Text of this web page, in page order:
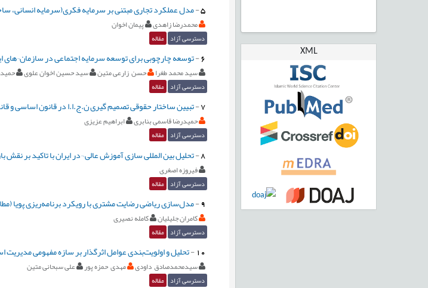
XML
5
-مدل عملکرد تجاری مبتنی بر سرمایه فکری(سرمایه انسانی،
محمدرضا زاهدی پیمان اخوان
دسترسی آزاد مقاله
6
-توسعه چارچوبی برای توسعه سرمایه اجتماعی در سازمان¬های
سید محمد طغرا حسن زارعی متین سید حسین اخوان علوی
دسترسی آزاد مقاله
7
-تبیین ساختار حقوقی تصمیم گیری ن.ج.ا.ا در قانون اساسی و
حمیدرضا قاسمی بنابری ابراهیم عزیزی
دسترسی آزاد مقاله
8
-تحلیل بین المللی سازی آموزش عالی ¬در ایران با تاکید بر نقش
فیروزه اصغری
دسترسی آزاد مقاله
9
-مدل‌سازی ریاضی رضایت مشتری با رویکرد برنامه‌ریزی پویا
کامران جلیلیان کامله نصیری
دسترسی آزاد مقاله
10
-تحلیل و اولویت‌بندی عوامل اثرگذار بر سازه مفهومی مدیریت
سیدمحمدصادق داودی مهدی حمزه پور علی سبحانی متین
دسترسی آزاد مقاله